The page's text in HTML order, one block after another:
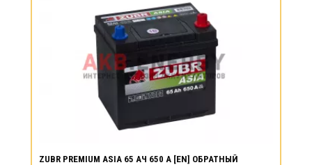
ZUBR PREMIUM ASIA 65 АЧ 650 А [EN] ОБРАТНЫЙ